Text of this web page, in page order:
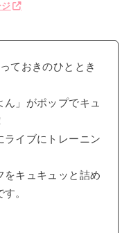
ておきのひととき
ん」がポップでキュ
ライブにトレーニン
をキュキュッと詰め
。